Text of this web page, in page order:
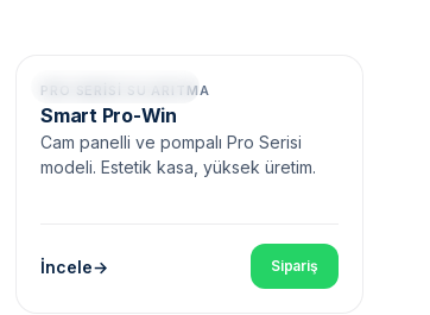
Cam Panel • Pompalı
PRO SERISI SU ARITMA
Smart Pro-Win
Cam panelli ve pompalı Pro Serisi
modeli. Estetik kasa, yüksek üretim.
İncele Sipariş